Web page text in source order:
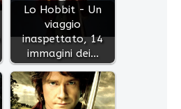
Lo Hobbit - Un
viaggio
inaspettato, 14
immagini dei…